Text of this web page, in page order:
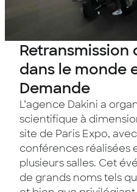
dans le monde
Demande
L’agence Dakini a
scientifique à
site de Paris Expo,
conférences réalisées
plusieurs salles. Cet
de grands noms tels